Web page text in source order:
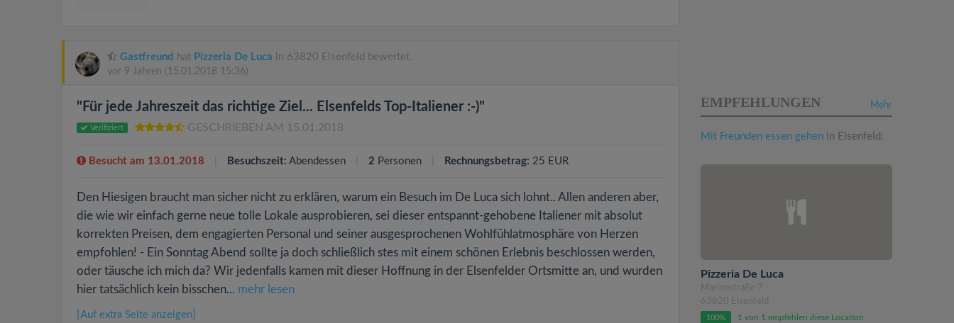
Gastfreund hat Pizzeria De Luca in 63820 Elsenfeld bewertet.
vor 9 Jahren (15.01.2018 15:36)
"Für jede Jahreszeit das richtige Ziel... Elsenfelds Top-Italiener :-)"
Verifiziert GESCHRIEBEN AM 15.01.2018
Besucht am 13.01.2018 Besuchszeit: Abendessen 2 Personen Rechnungsbetrag: 25 EUR
Den Hiesigen braucht man sicher nicht zu erklären, warum ein Besuch im De Luca sich lohnt.. Allen anderen aber,
die wie wir einfach gerne neue tolle Lokale ausprobieren, sei dieser entspannt-gehobene Italiener mit absolut
korrekten Preisen, dem engagierten Personal und seiner ausgesprochenen Wohlfühlatmosphäre von Herzen
empfohlen! - Ein Sonntag Abend sollte ja doch schließlich stes mit einem schönen Erlebnis beschlossen werden,
oder täusche ich mich da? Wir jedenfalls kamen mit dieser Hoffnung in der Elsenfelder Ortsmitte an, und wurden
hier tatsächlich kein bisschen... mehr lesen
[Auf extra Seite anzeigen]
Mehr
EMPFEHLUNGEN
Mit Freunden essen gehen in Elsenfeld:
Pizzeria De Luca
Marienstraße 7
63820 Elsenfeld
100% 1 von 1 empfehlen diese Location